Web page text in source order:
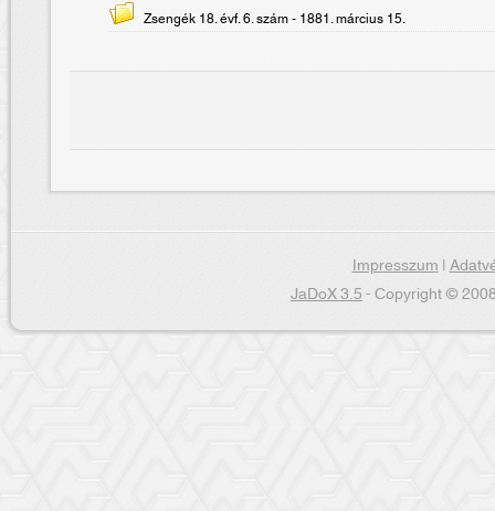
Zsengék 18. évf. 6. szám - 1881. március 15.
Impresszum|
JaDoX 3.5- Copyright ©